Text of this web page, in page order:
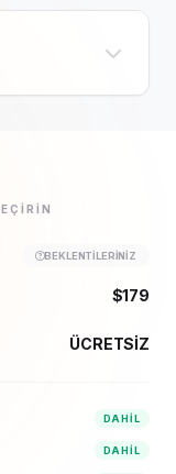
BEKLENTILERINIZ
$179
ÜCRETSİZ
DAHIL
DAHIL